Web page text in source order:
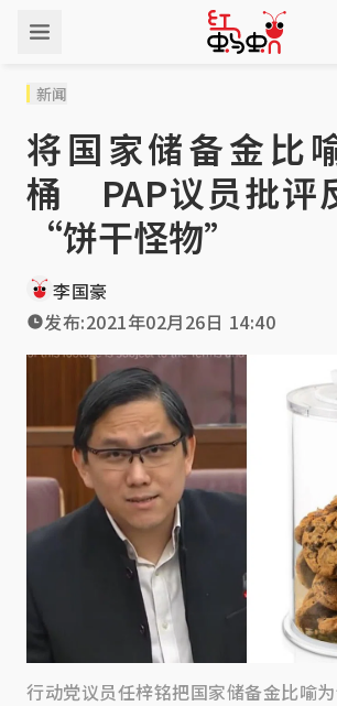
新闻
将国家储备金比
桶 PAP议员批评
“饼干怪物”
李国豪
发布:2021年02月26日 14:40
行动党议员任梓铭把国家储备金比喻